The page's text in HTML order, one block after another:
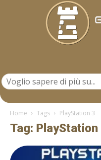
Home Tags PlayStation 3
Tag: PlayStation